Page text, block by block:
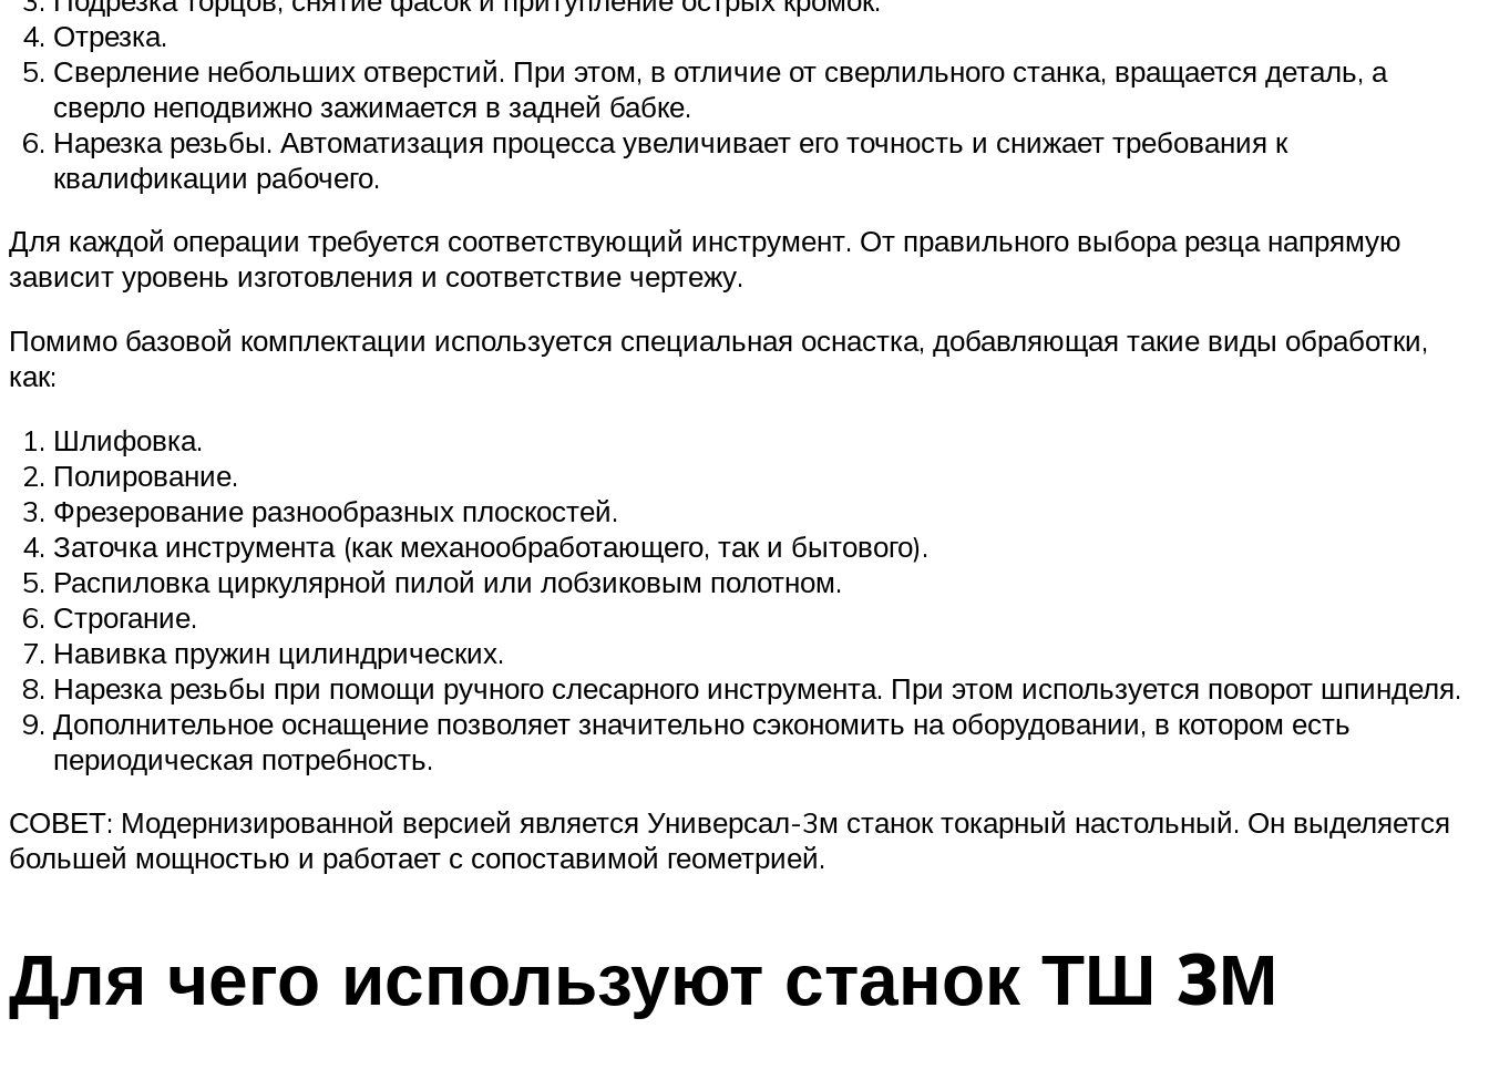
Отрезка.
Сверление небольших отверстий. При этом, в отличие от сверлильного станка, вращается деталь, а
сверло неподвижно зажимается в задней бабке.
Нарезка резьбы. Автоматизация процесса увеличивает его точность и снижает требования к
квалификации рабочего.
Для каждой операции требуется соответствующий инструмент. От правильного выбора резца напрямую
зависит уровень изготовления и соответствие чертежу.
Помимо базовой комплектации используется специальная оснастка, добавляющая такие виды обработки,
как:
Шлифовка.
Полирование.
Фрезерование разнообразных плоскостей.
Заточка инструмента (как механообработающего, так и бытового).
Распиловка циркулярной пилой или лобзиковым полотном.
Строгание.
Навивка пружин цилиндрических.
Нарезка резьбы при помощи ручного слесарного инструмента. При этом используется поворот шпинделя.
Дополнительное оснащение позволяет значительно сэкономить на оборудовании, в котором есть
периодическая потребность.
СОВЕТ: Модернизированной версией является Универсал-3м станок токарный настольный. Он выделяется
большей мощностью и работает с сопоставимой геометрией.
Для чего используют станок ТШ 3М